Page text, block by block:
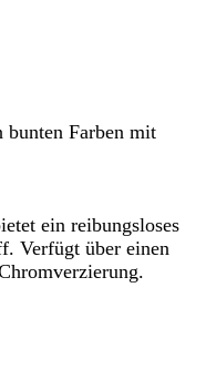
Farben mit
ein reibungsloses
Verfügt über einen